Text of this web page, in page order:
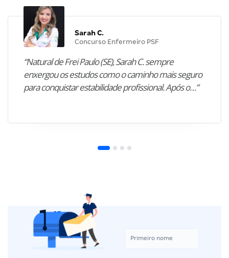
Sarah C.
Concurso Enfermeiro PSF
“Natural de Frei Paulo (SE), Sarah C. sempre
enxergou os estudos como o caminho mais seguro
para conquistar estabilidade profissional. Após o…”